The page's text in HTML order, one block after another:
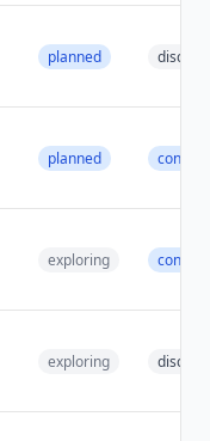
planned
planned
exploring
exploring